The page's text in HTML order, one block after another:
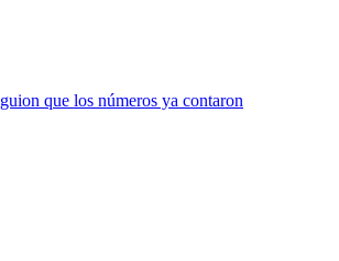
que los números ya contaron